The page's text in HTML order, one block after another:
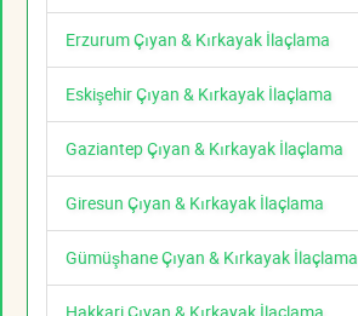
Erzurum Çıyan & Kırkayak İlaçlama
Eskişehir Çıyan & Kırkayak İlaçlama
Gaziantep Çıyan & Kırkayak İlaçlama
Giresun Çıyan & Kırkayak İlaçlama
Gümüşhane Çıyan & Kırkayak İlaçlama